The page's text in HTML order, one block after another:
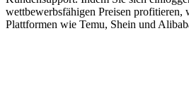
wettbewerbsfähigen Preisen profitieren,
Plattformen wie Temu, Shein und